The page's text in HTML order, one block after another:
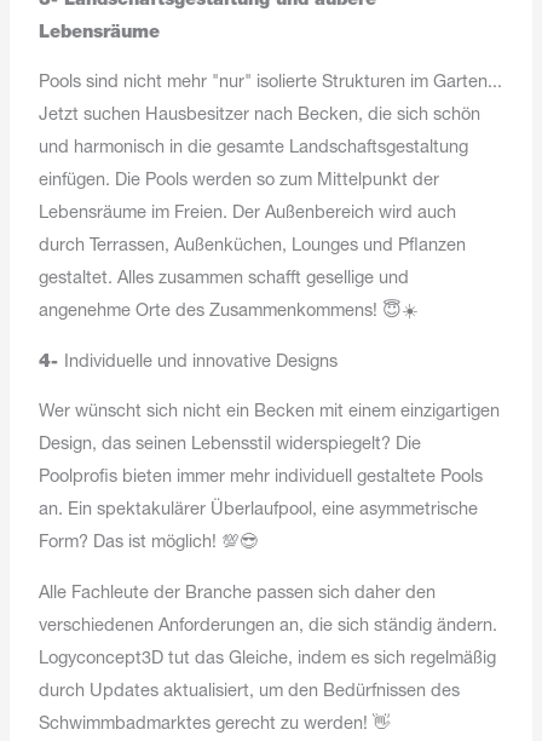
Lebensräume
Pools sind nicht mehr "nur" isolierte Strukturen im Garten...
Jetzt suchen Hausbesitzer nach Becken, die sich schön
und harmonisch in die gesamte Landschaftsgestaltung
einfügen. Die Pools werden so zum Mittelpunkt der
Lebensräume im Freien. Der Außenbereich wird auch
durch Terrassen, Außenküchen, Lounges und Pflanzen
gestaltet. Alles zusammen schafft gesellige und
angenehme Orte des Zusammenkommens! 😇☀️
4- Individuelle und innovative Designs
Wer wünscht sich nicht ein Becken mit einem einzigartigen
Design, das seinen Lebensstil widerspiegelt? Die
Poolprofis bieten immer mehr individuell gestaltete Pools
an. Ein spektakulärer Überlaufpool, eine asymmetrische
Form? Das ist möglich! 💯😎
Alle Fachleute der Branche passen sich daher den
verschiedenen Anforderungen an, die sich ständig ändern.
Logyconcept3D tut das Gleiche, indem es sich regelmäßig
durch Updates aktualisiert, um den Bedürfnissen des
Schwimmbadmarktes gerecht zu werden! 👋